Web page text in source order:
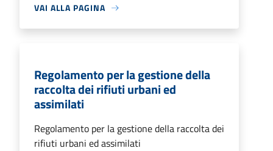
VAI ALLA PAGINA
Regolamento per la gestione della
raccolta dei rifiuti urbani ed
assimilati
Regolamento per la gestione della raccolta dei
rifiuti urbani ed assimilati